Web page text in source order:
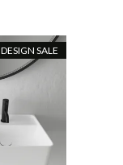
DESIGN SALE